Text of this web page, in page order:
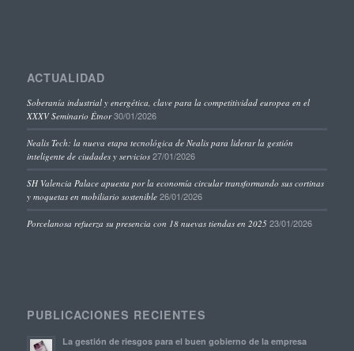
ACTUALIDAD
Soberanía industrial y energética, clave para la competitividad europea en el
XXXV Seminario Étnor 30/01/2026
Nealis Tech: la nueva etapa tecnológica de Nealis para liderar la gestión
inteligente de ciudades y servicios 27/01/2026
SH Valencia Palace apuesta por la economía circular transformando sus cortinas
y moquetas en mobiliario sostenible 26/01/2026
Porcelanosa refuerza su presencia con 18 nuevas tiendas en 2025 23/01/2026
PUBLICACIONES RECIENTES
La gestión de riesgos para el buen gobierno de la empresa